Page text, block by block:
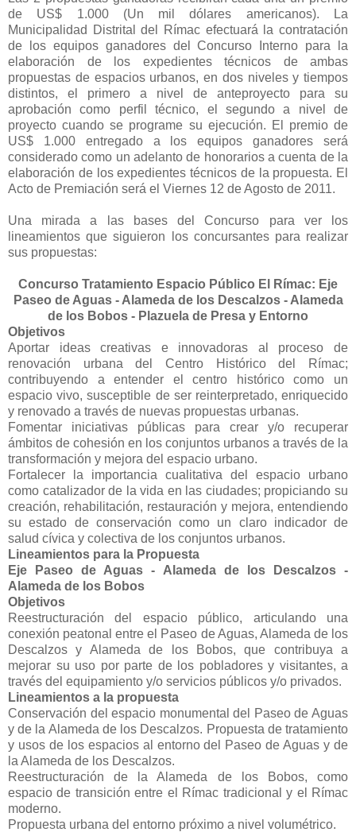
de US$ 1.000 (Un mil dólares americanos). La
Municipalidad Distrital del Rímac efectuará la contratación
de los equipos ganadores del Concurso Interno para la
elaboración de los expedientes técnicos de ambas
propuestas de espacios urbanos, en dos niveles y tiempos
distintos, el primero a nivel de anteproyecto para su
aprobación como perfil técnico, el segundo a nivel de
proyecto cuando se programe su ejecución. El premio de
US$ 1.000 entregado a los equipos ganadores será
considerado como un adelanto de honorarios a cuenta de la
elaboración de los expedientes técnicos de la propuesta. El
Acto de Premiación será el Viernes 12 de Agosto de 2011.
Una mirada a las bases del Concurso para ver los
lineamientos que siguieron los concursantes para realizar
sus propuestas:
Concurso Tratamiento Espacio Público El Rímac: Eje
Paseo de Aguas - Alameda de los Descalzos - Alameda
de los Bobos - Plazuela de Presa y Entorno
Objetivos
Aportar ideas creativas e innovadoras al proceso de
renovación urbana del Centro Histórico del Rímac;
contribuyendo a entender el centro histórico como un
espacio vivo, susceptible de ser reinterpretado, enriquecido
y renovado a través de nuevas propuestas urbanas.
Fomentar iniciativas públicas para crear y/o recuperar
ámbitos de cohesión en los conjuntos urbanos a través de la
transformación y mejora del espacio urbano.
Fortalecer la importancia cualitativa del espacio urbano
como catalizador de la vida en las ciudades; propiciando su
creación, rehabilitación, restauración y mejora, entendiendo
su estado de conservación como un claro indicador de
salud cívica y colectiva de los conjuntos urbanos.
Lineamientos para la Propuesta
Eje Paseo de Aguas - Alameda de los Descalzos -
Alameda de los Bobos
Objetivos
Reestructuración del espacio público, articulando una
conexión peatonal entre el Paseo de Aguas, Alameda de los
Descalzos y Alameda de los Bobos, que contribuya a
mejorar su uso por parte de los pobladores y visitantes, a
través del equipamiento y/o servicios públicos y/o privados.
Lineamientos a la propuesta
Conservación del espacio monumental del Paseo de Aguas
y de la Alameda de los Descalzos. Propuesta de tratamiento
y usos de los espacios al entorno del Paseo de Aguas y de
la Alameda de los Descalzos.
Reestructuración de la Alameda de los Bobos, como
espacio de transición entre el Rímac tradicional y el Rímac
moderno.
Propuesta urbana del entorno próximo a nivel volumétrico.